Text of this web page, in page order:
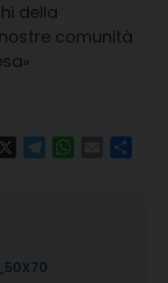
della
comunità
TelegramWhatsApp
Email